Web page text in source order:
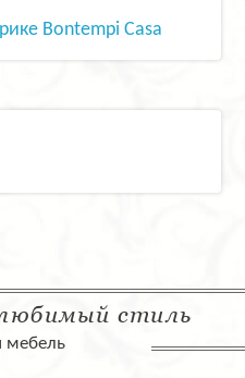
Bontempi Casa
стиль
мебель